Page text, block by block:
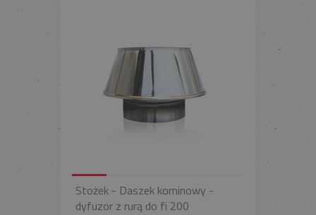
Stożek - Daszek kominowy -
dyfuzor z rurą do fi 200